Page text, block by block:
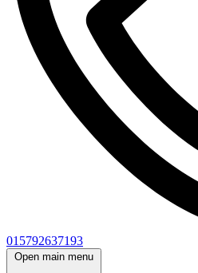
015792637193
Open main menu